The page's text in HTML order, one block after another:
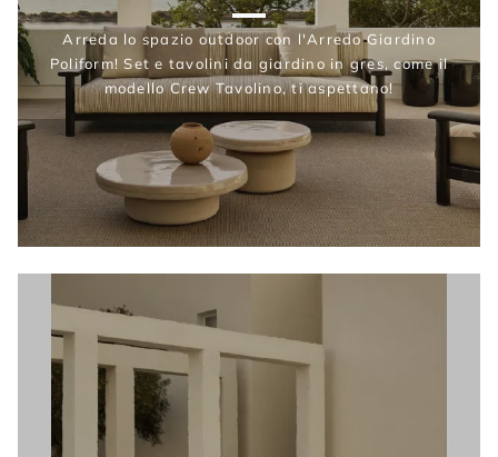
Arreda lo spazio outdoor con l'Arredo Giardino
Poliform! Set e tavolini da giardino in gres, come il
modello Crew Tavolino, ti aspettano!